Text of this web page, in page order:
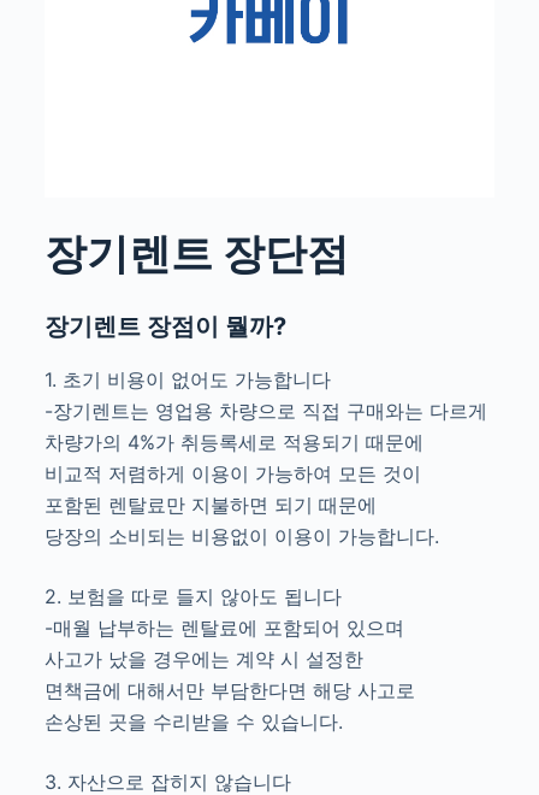
장기렌트 장단점
장기렌트 장점이 뭘까?
1. 초기 비용이 없어도 가능합니다
-장기렌트는 영업용 차량으로 직접 구매와는 다르게
차량가의 4%가 취등록세로 적용되기 때문에
비교적 저렴하게 이용이 가능하여 모든 것이
포함된 렌탈료만 지불하면 되기 때문에
당장의 소비되는 비용없이 이용이 가능합니다.
2. 보험을 따로 들지 않아도 됩니다
-매월 납부하는 렌탈료에 포함되어 있으며
사고가 났을 경우에는 계약 시 설정한
면책금에 대해서만 부담한다면 해당 사고로
손상된 곳을 수리받을 수 있습니다.
3. 자산으로 잡히지 않습니다